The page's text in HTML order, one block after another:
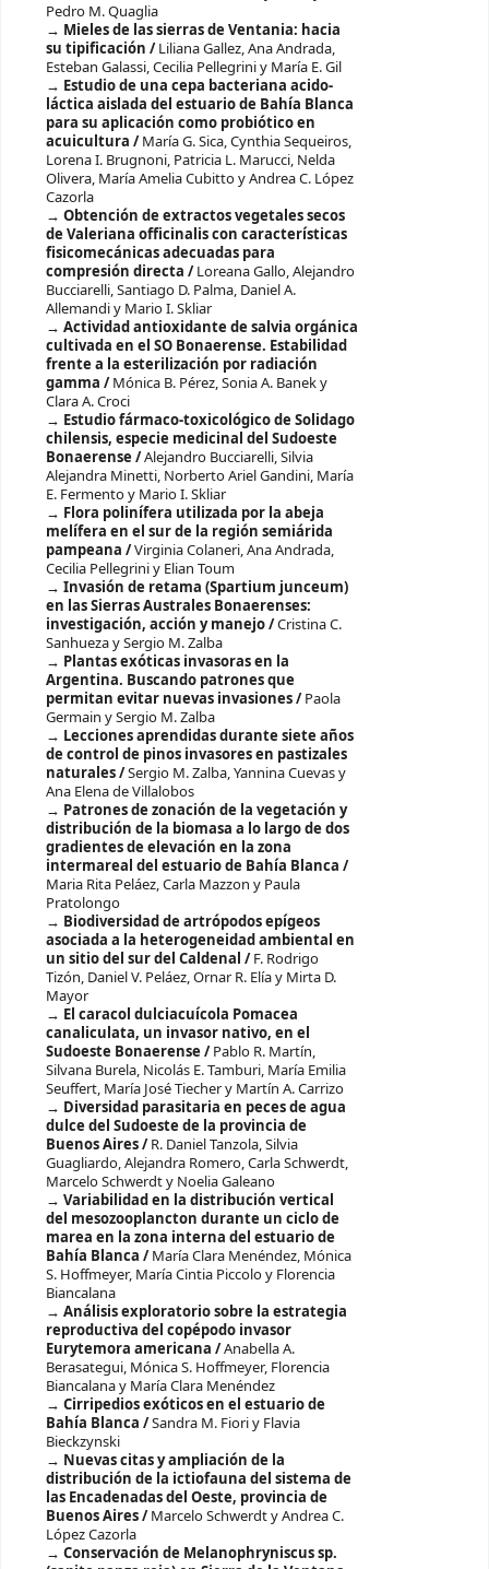
Pedro M. Quaglia
Mieles de las sierras de Ventania: hacia
su tipificación /Liliana Gallez, Ana Andrada,
Esteban Galassi, Cecilia Pellegrini y María E. Gil
Estudio de una cepa bacteriana acido-
láctica aislada del estuario de Bahía Blanca
para su aplicación como probiótico en
acuicultura /María G. Sica, Cynthia Sequeiros,
Lorena I. Brugnoni, Patricia L. Marucci, Nelda
Olivera, María Amelia Cubitto y Andrea C. López
Cazorla
Obtención de extractos vegetales secos
de Valeriana officinalis con características
fisicomecánicas adecuadas para
compresión directa /Loreana Gallo, Alejandro
Bucciarelli, Santiago D. Palma, Daniel A.
Allemandi y Mario I. Skliar
Actividad antioxidante de salvia orgánica
cultivada en el SO Bonaerense. Estabilidad
frente a la esterilización por radiación
gamma /Mónica B. Pérez, Sonia A. Banek y
Clara A. Croci
Estudio fármaco-toxicológico de Solidago
chilensis, especie medicinal del Sudoeste
Bonaerense /Alejandro Bucciarelli, Silvia
Alejandra Minetti, Norberto Ariel Gandini, María
E. Fermento y Mario I. Skliar
Flora polinífera utilizada por la abeja
melífera en el sur de la región semiárida
pampeana /Virginia Colaneri, Ana Andrada,
Cecilia Pellegrini y Elian Toum
Invasión de retama (Spartium junceum)
en las Sierras Australes Bonaerenses:
investigación, acción y manejo /Cristina C.
Sanhueza y Sergio M. Zalba
Plantas exóticas invasoras en la
Argentina. Buscando patrones que
permitan evitar nuevas invasiones /Paola
Germain y Sergio M. Zalba
Lecciones aprendidas durante siete años
de control de pinos invasores en pastizales
naturales /Sergio M. Zalba, Yannina Cuevas y
Ana Elena de Villalobos
Patrones de zonación de la vegetación y
distribución de la biomasa a lo largo de dos
gradientes de elevación en la zona
intermareal del estuario de Bahía Blanca /
Maria Rita Peláez, Carla Mazzon y Paula
Pratolongo
Biodiversidad de artrópodos epígeos
asociada a la heterogeneidad ambiental en
un sitio del sur del Caldenal /F. Rodrigo
Tizón, Daniel V. Peláez, Ornar R. Elía y Mirta D.
Mayor
El caracol dulciacuícola Pomacea
canaliculata, un invasor nativo, en el
Sudoeste Bonaerense /Pablo R. Martín,
Silvana Burela, Nicolás E. Tamburi, María Emilia
Seuffert, María José Tiecher y Martín A. Carrizo
Diversidad parasitaria en peces de agua
dulce del Sudoeste de la provincia de
Buenos Aires /R. Daniel Tanzola, Silvia
Guagliardo, Alejandra Romero, Carla Schwerdt,
Marcelo Schwerdt y Noelia Galeano
Variabilidad en la distribución vertical
del mesozooplancton durante un ciclo de
marea en la zona interna del estuario de
Bahía Blanca /María Clara Menéndez, Mónica
S. Hoffmeyer, María Cintia Piccolo y Florencia
Biancalana
Análisis exploratorio sobre la estrategia
reproductiva del copépodo invasor
Eurytemora americana /Anabella A.
Berasategui, Mónica S. Hoffmeyer, Florencia
Biancalana y María Clara Menéndez
Cirripedios exóticos en el estuario de
Bahía Blanca /Sandra M. Fiori y Flavia
Bieckzynski
Nuevas citas y ampliación de la
distribución de la ictiofauna del sistema de
las Encadenadas del Oeste, provincia de
Buenos Aires /Marcelo Schwerdt y Andrea C.
López Cazorla
Conservación de Melanophryniscus sp.